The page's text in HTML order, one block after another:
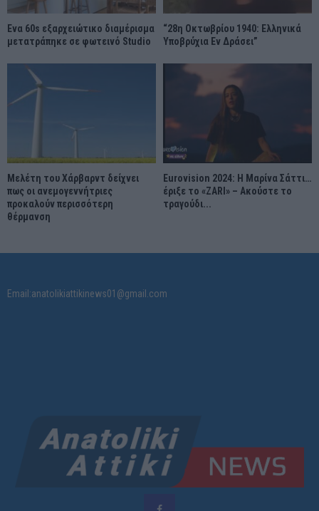
Ένα 60s εξαρχειώτικο διαμέρισμα
μετατράπηκε σε φωτεινό Studio
“28η Οκτωβρίου 1940: Ελληνικά
Υποβρύχια Εν Δράσει”
Μελέτη του Χάρβαρντ δείχνει
πως οι ανεμογεννήτριες
προκαλούν περισσότερη
θέρμανση
Eurovision 2024: Η Μαρίνα Σάττι…
έριξε το «ZARI» – Ακούστε το
τραγούδι...
Email:anatolikiattikinews01@gmail.com